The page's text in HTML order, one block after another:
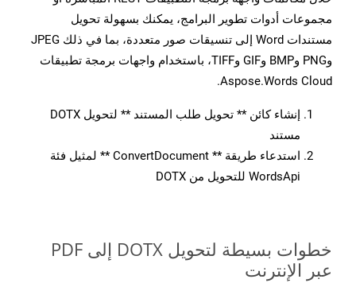
مجموعات أدوات تطوير البرامج، يمكنك بسهولة تحويل
مستندات Word إلى تنسيقات صور متعددة، بما في ذلك JPEG
وPNG وBMP وGIF وTIFF، باستخدام واجهات برمجة تطبيقات
Aspose.Words Cloud.
إنشاء كائن ** تحويل طلب المستند ** لتحويل DOTX
مستند
استدعاء طريقة ** ConvertDocument ** لمثيل فئة
WordsApi للتحويل من DOTX
خطوات بسيطة لتحويل DOTX إلى PDF
عبر الإنترنت